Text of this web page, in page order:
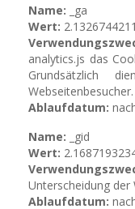
Name: _ga
Wert:
analytics.js das
Grundsätzlich
Webseitenbesucher.
Ablaufdatum:
Name: _gid
Wert:
Unterscheidung der
Ablaufdatum: